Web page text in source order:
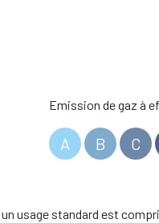
Emission de gaz à
A B C
usage standard est